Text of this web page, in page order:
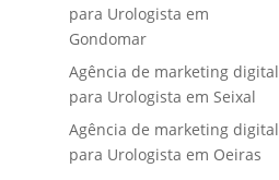
para Urologista em
Gondomar
Agência de marketing digital
para Urologista em Seixal
Agência de marketing digital
para Urologista em Oeiras